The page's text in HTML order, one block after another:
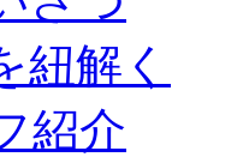
紐解く
紹介